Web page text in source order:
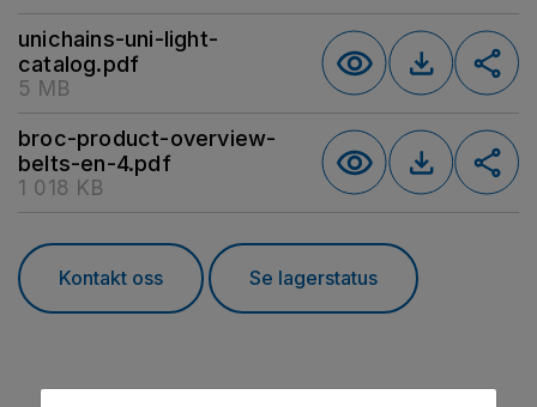
unichains-uni-light-
catalog.pdf
5 MB
broc-product-overview-
belts-en-4.pdf
1 018 KB
Kontakt oss Se lagerstatus